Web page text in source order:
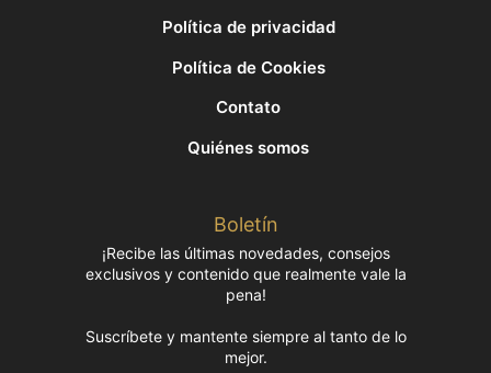
Política de privacidad
Política de Cookies
Contato
Quiénes somos
Boletín
¡Recibe las últimas novedades, consejos
exclusivos y contenido que realmente vale la
pena!
Suscríbete y mantente siempre al tanto de lo
mejor.